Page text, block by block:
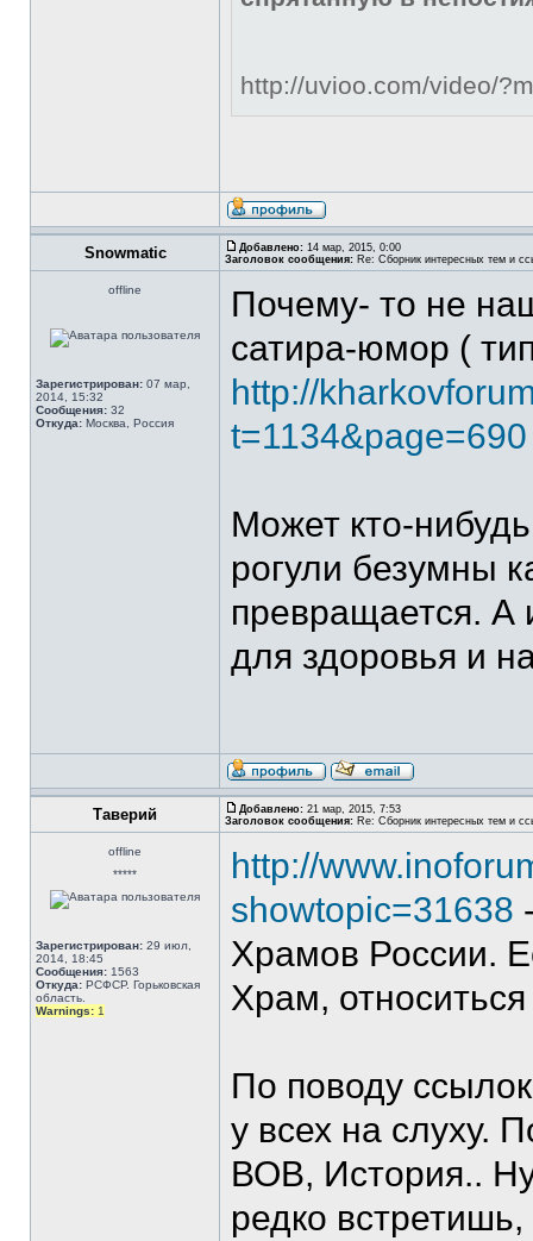
http://uvioo.com/video/
Snowmatic Добавлено: 14 мар, 2015, 0:00
Заголовок сообщения: Re: Сборник интересных тем и
offline
Зарегистрирован: 07 мар,
2014, 15:32
Сообщения: 32
Откуда: Москва, Россия
Почему- то не
сатира-юмор (
http://
t=1134&page=690
Может кто-
рогули безумны
превращается. А
для здоровья и
Таверий Добавлено: 21 мар, 2015, 7:53
Заголовок сообщения: Re: Сборник интересных тем и
offline
*****
Зарегистрирован: 29 июл,
2014, 18:45
Сообщения: 1563
Откуда: РСФСР. Горьковская
область.
Warnings: 1
http://
showtopic=31638
Храмов России.
Храм,
По поводу
у всех на слуху.
ВОВ, История..
редко